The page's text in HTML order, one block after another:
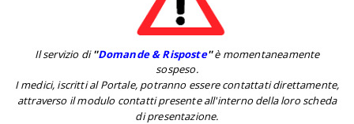
Il servizio di''Domande & Risposte''è momentaneamente
sospeso.
I medici, iscritti al Portale, potranno essere contattati direttamente,
attraverso il modulo contatti presente all'interno della loro scheda
di presentazione.